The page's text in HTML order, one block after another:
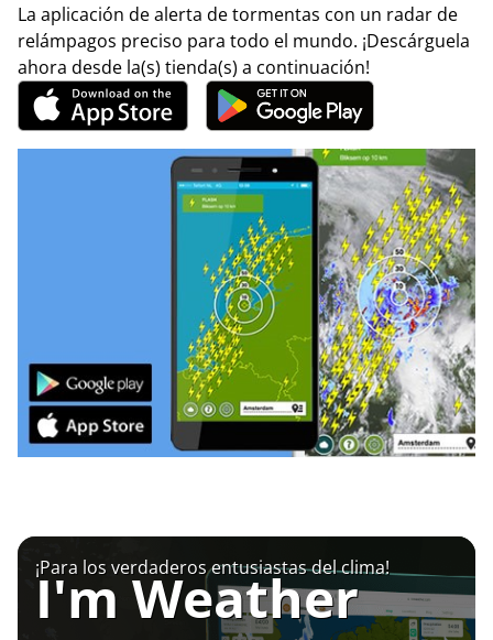
La aplicación de alerta de tormentas con un radar de
relámpagos preciso para todo el mundo. ¡Descárguela
ahora desde la(s) tienda(s) a continuación!
¡Para los verdaderos entusiastas del clima!
I'm Weather